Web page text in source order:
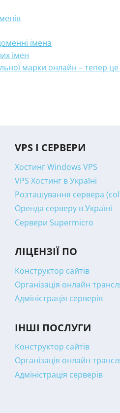
імена
імен
марки онлайн – тепер
VPS І СЕРВЕРИ
Хостинг Windows VPS
VPS Хостинг в Україні
Розташування сервера
Оренда серверу в Україні
Сервери Supermicro
ЛІЦЕНЗІЇ ПО
Конструктор сайтів
Організація онлайн
Адміністрація серверів
ІНШІ ПОСЛУГИ
Конструктор сайтів
Організація онлайн
Адміністрація серверів